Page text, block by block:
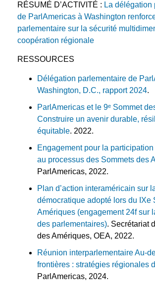
RÉSUMÉ D’ACTIVITÉ : La délégation
de ParlAmericas à Washington
parlementaire sur la sécurité
coopération régionale
RESSOURCES
Délégation parlementaire de
Washington, D.C., rapport 2024.
ParlAmericas et le 9ᵉ Sommet
Construire un avenir durable,
équitable. 2022.
Engagement pour la
au processus des Sommets des
ParlAmericas, 2022.
Plan d’action interaméricain sur
démocratique adopté lors du IXe
Amériques (engagement 24f sur
des parlementaires). Secrétariat
des Amériques, OEA, 2022.
Réunion interparlementaire Au-
frontières : stratégies régionales
ParlAmericas, 2024.